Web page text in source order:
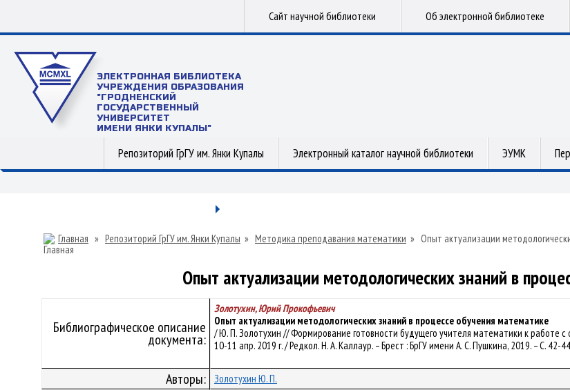
Сайт научной библиотеки Об электронной библиотеке
ЭЛЕКТРОННАЯ БИБЛИОТЕКА
УЧРЕЖДЕНИЯ ОБРАЗОВАНИЯ
"ГРОДНЕНСКИЙ
ГОСУДАРСТВЕННЫЙ
УНИВЕРСИТЕТ
ИМЕНИ ЯНКИ КУПАЛЫ"
Репозиторий ГрГУ им. Янки Купалы Электронный каталог научной библиотеки ЭУМК
Главная » Репозиторий ГрГУ им. Янки Купалы » Методика преподавания математики » Опыт актуализации
Опыт актуализации методологических знаний в
Библиографическое описание
документа:
Золотухин, Юрий Прокофьевич
Опыт актуализации методологических знаний в процессе обучения математике
/ Ю. П. Золотухин // Формирование готовности будущего учителя математики к работе
10-11 апр. 2019 г. / Редкол. Н. А. Каллаур. – Брест : БрГУ имени А. С. Пушкина, 2019. – С. 42-
Авторы: Золотухин Ю. П.